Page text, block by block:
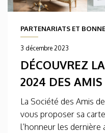
PARTENARIATS ET
3 décembre 2023
DÉCOUVREZ
2024 DES AMIS
La Société des Amis
vous proposer sa
l’honneur les